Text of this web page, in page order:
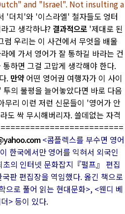
and "Israel". Not insulting a
'더치'와 '이스라엘' 철자들도 엉터
고 생각하냐?결과적으로 '제대로 된
우리는 이 사건에서 무엇을 배울
에 가서 영어가 잘 통하길 바라는 건
하면 그걸 고맙게 생각해야 한다.
. 만약 어떤 영어권 여행자가 이 사이
의 불평을 늘어놓았다면 바로 다음
무리 이런 저런 신문들이 '영어가 안
도 싹 무시해버리자. 쓸데없는 자격
<콤플렉스를 부수면 영어
한국에서만 영어를 익혀서 외국인
의 인터넷 문화잡지『펄프』 편집
판 편집장을 역임했다. 옮긴 책으로
으로 풀어 읽는 현대문화>, <웬디 베
> 등이 있다.